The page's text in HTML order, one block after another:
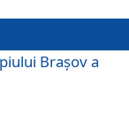
Brașov a